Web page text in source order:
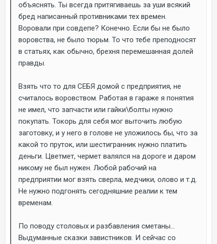
объяснять. Ты всегда притягиваешь за уши всякий
бред написанный противниками тех времен.
Воровали при совдепе? Конечно. Если бы не было
воровства, не было тюрьм. То что тебе преподносят
в статьях, как обычно, брехня перемешанная долей
правды.
Взять что то для СЕБЯ домой с предприятия, не
считалось воровством. Работая в гараже я понятия
не имел, что запчасти или гайки\болты нужно
покупать. Токорь для себя мог выточить любую
заготовку, и у него в голове не уложилось бы, что за
какой то пруток, или шестигранник нужно платить
деньги. Цветмет, чермет валялся на дороге и даром
никому не был нужен. Любой рабочий на
предприятии мог взять сверла, медчики, олово и т.д.
Не нужно подгонять сегодняшние реалии к тем
временам.
По поводу столовых и разбавления сметаны...
Выдуманные сказки завистников. И сейчас со